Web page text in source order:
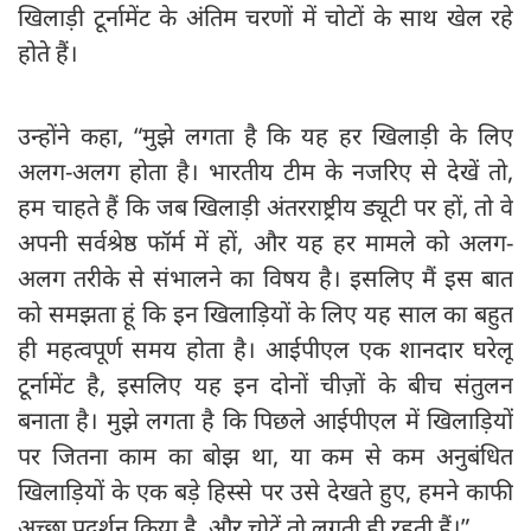
खिलाड़ी टूर्नामेंट के अंतिम चरणों में चोटों के साथ खेल रहे
होते हैं।
उन्होंने कहा, “मुझे लगता है कि यह हर खिलाड़ी के लिए
अलग-अलग होता है। भारतीय टीम के नजरिए से देखें तो,
हम चाहते हैं कि जब खिलाड़ी अंतरराष्ट्रीय ड्यूटी पर हों, तो वे
अपनी सर्वश्रेष्ठ फॉर्म में हों, और यह हर मामले को अलग-
अलग तरीके से संभालने का विषय है। इसलिए मैं इस बात
को समझता हूं कि इन खिलाड़ियों के लिए यह साल का बहुत
ही महत्वपूर्ण समय होता है। आईपीएल एक शानदार घरेलू
टूर्नामेंट है, इसलिए यह इन दोनों चीज़ों के बीच संतुलन
बनाता है। मुझे लगता है कि पिछले आईपीएल में खिलाड़ियों
पर जितना काम का बोझ था, या कम से कम अनुबंधित
खिलाड़ियों के एक बड़े हिस्से पर उसे देखते हुए, हमने काफी